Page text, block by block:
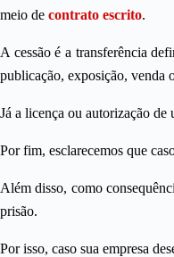
meio de contrato escrito.
A cessão é a transferência
publicação, exposição, venda
Já a licença ou autorização
Por fim, esclarecemos que
Além disso, como
prisão.
Por isso, caso sua empresa